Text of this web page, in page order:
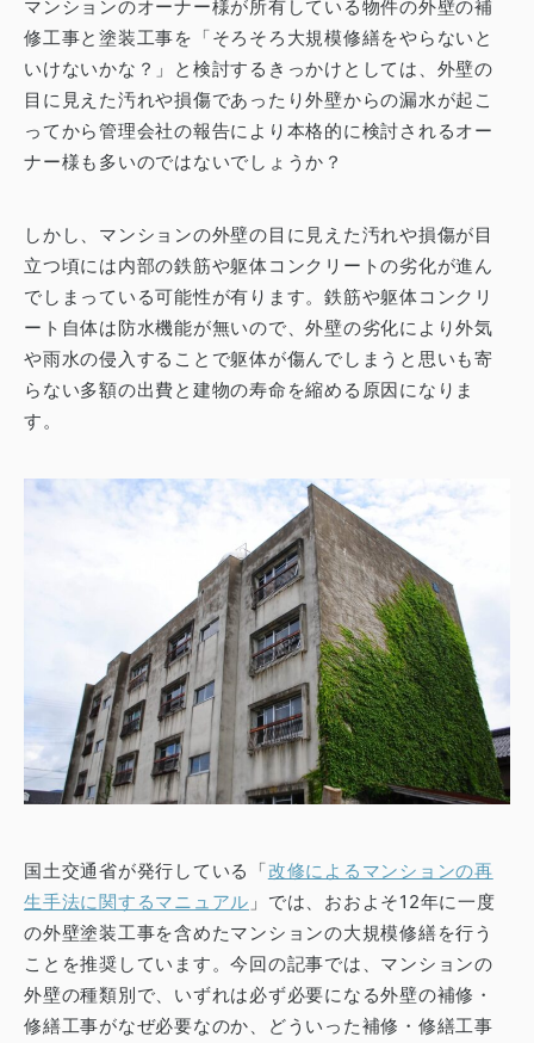
マンションのオーナー様が所有している物件の外壁の補
修工事と塗装工事を「そろそろ大規模修繕をやらないと
いけないかな？」と検討するきっかけとしては、外壁の
目に見えた汚れや損傷であったり外壁からの漏水が起こ
ってから管理会社の報告により本格的に検討されるオー
ナー様も多いのではないでしょうか？
しかし、マンションの外壁の目に見えた汚れや損傷が目
立つ頃には内部の鉄筋や躯体コンクリートの劣化が進ん
でしまっている可能性が有ります。 鉄筋や躯体コンクリ
ート自体は防水機能が無いので、外壁の劣化により外気
や雨水の侵入することで躯体が傷んでしまうと思いも寄
らない多額の出費と建物の寿命を縮める原因になりま
す。
国土交通省が発行している「改修によるマンションの再
生手法に関するマニュアル 」では、おおよそ12年に一度
の外壁塗装工事を含めたマンションの大規模修繕を行う
ことを推奨しています。今回の記事では、マンションの
外壁の種類別で、いずれは必ず必要になる外壁の補修・
修繕工事がなぜ必要なのか、どういった補修・修繕工事